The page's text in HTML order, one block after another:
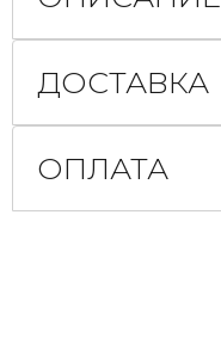
ДОСТАВКА
ОПЛАТА